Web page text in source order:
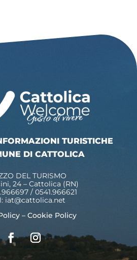
TURISTICHE
DI CATTOLICA
DEL TURISMO
24 – Cattolica (RN)
/ 0541.966621
iat@cattolica.net
–Cookie Policy